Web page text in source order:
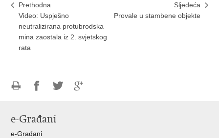
Prethodna
Video: Uspješno
neutralizirana protubrodska
mina zaostala iz 2. svjetskog
rata
Sljedeća
Provale u stambene objekte
FacebookuTwitteru
e-Građani
e-Građani